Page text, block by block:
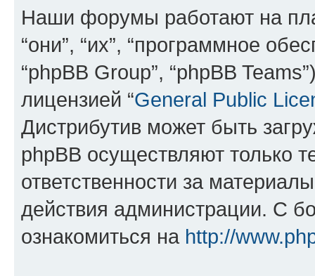
Наши форумы работают на
“они”, “их”, “программное
“phpBB Group”, “phpBB
лицензией “General Public
Дистрибутив может быть
phpBB осуществляют только
ответственности за
действия администрации. С
ознакомиться на http://